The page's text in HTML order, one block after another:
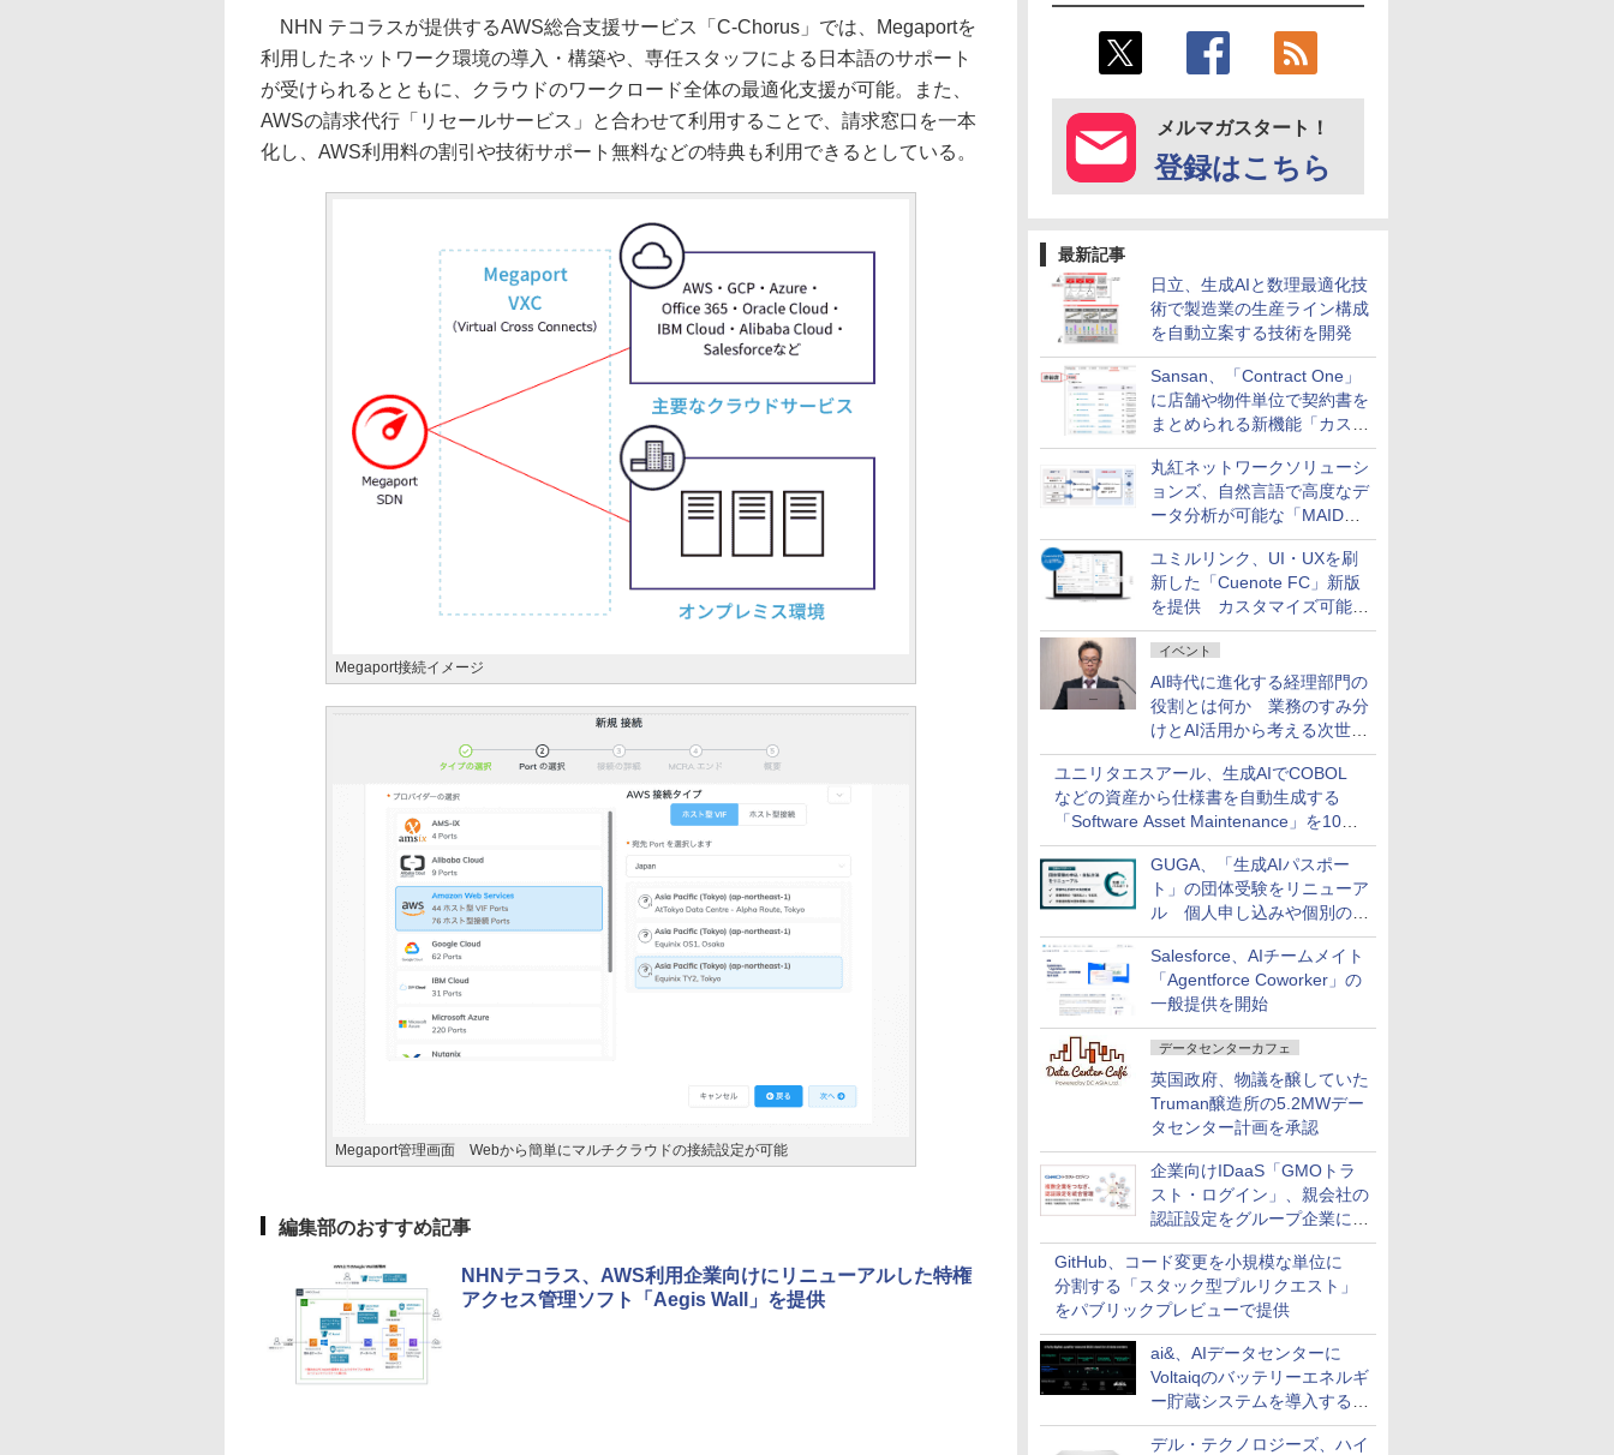
メルマガスタート！
登録はこちら
最新記事
日立、生成AIと数理最適化技
術で製造業の生産ライン構成
を自動立案する技術を開発
Sansan、「Contract One」
に店舗や物件単位で契約書を
まとめられる新機能「カスタ
ム契約ツリー」を追加
丸紅ネットワークソリューシ
ョンズ、自然言語で高度なデ
ータ分析が可能な「MAIDOA
AI ASSIST」を9月より提供
ユミルリンク、UI・UXを刷
新した「Cuenote FC」新版
を提供 カスタマイズ可能な
ダッシュボード画面を搭載
イベント
AI時代に進化する経理部門の
役割とは何か 業務のすみ分
けとAI活用から考える次世代
ファイナンス戦略
ユニリタエスアール、生成AIでCOBOL
などの資産から仕様書を自動生成する
「Software Asset Maintenance」を10月
に発売
GUGA、「生成AIパスポー
ト」の団体受験をリニューア
ル 個人申し込みや個別の支
払いなどに対応
Salesforce、AIチームメイト
「Agentforce Coworker」の
一般提供を開始
データセンターカフェ
英国政府、物議を醸していた
Truman醸造所の5.2MWデー
タセンター計画を承認
企業向けIDaaS「GMOトラ
スト・ログイン」、親会社の
認証設定をグループ企業に展
開できる新機能を提供
GitHub、コード変更を小規模な単位に
分割する「スタック型プルリクエスト」
をパブリックプレビューで提供
ai&、AIデータセンターに
Voltaiqのバッテリーエネルギ
ー貯蔵システムを導入する計
画を発表
デル・テクノロジーズ、ハイ
NHN テコラスが提供するAWS総合支援サービス「C-Chorus」では、Megaportを
利用したネットワーク環境の導入・構築や、専任スタッフによる日本語のサポート
が受けられるとともに、クラウドのワークロード全体の最適化支援が可能。また、
AWSの請求代行「リセールサービス」と合わせて利用することで、請求窓口を一本
化し、AWS利用料の割引や技術サポート無料などの特典も利用できるとしている。
Megaport接続イメージ
Megaport管理画面 Webから簡単にマルチクラウドの接続設定が可能
編集部のおすすめ記事
NHNテコラス、AWS利用企業向けにリニューアルした特権
アクセス管理ソフト「Aegis Wall」を提供